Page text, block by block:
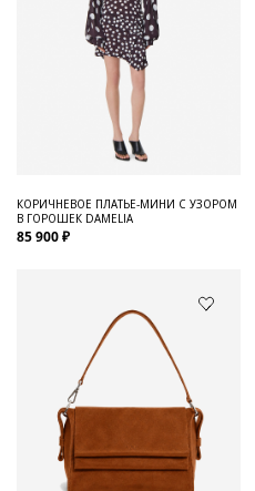
КОРИЧНЕВОЕ ПЛАТЬЕ-МИНИ С УЗОРОМ
В ГОРОШЕК DAMELIA
85 900 ₽